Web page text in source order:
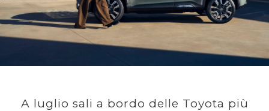
A luglio sali a bordo delle Toyota più